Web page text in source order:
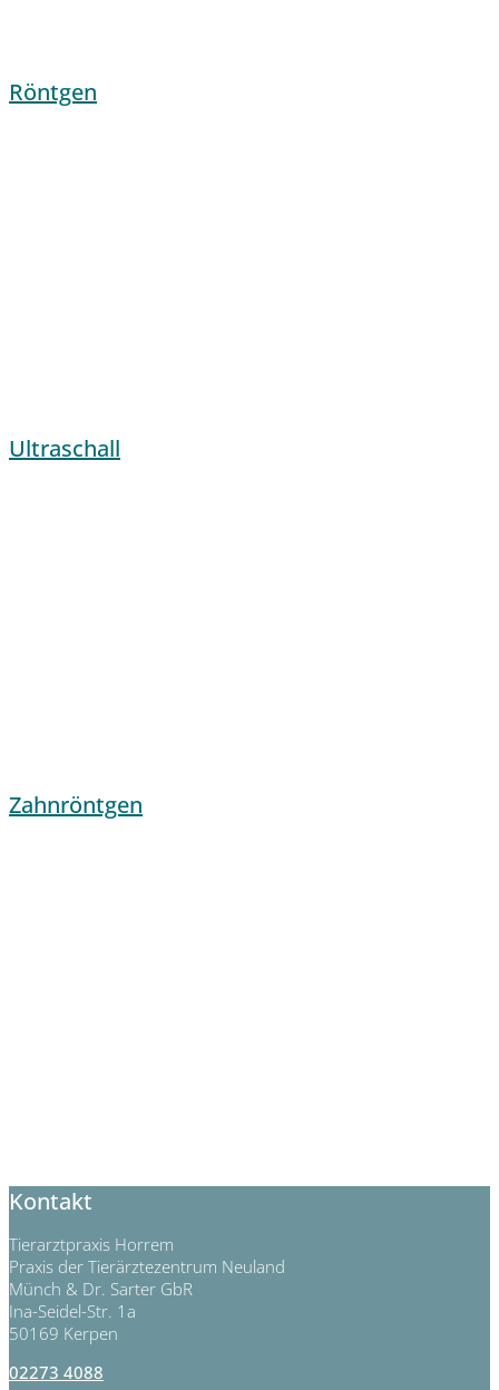
Röntgen
Ultraschall
Zahnröntgen
Kontakt
Tierarztpraxis Horrem
Praxis der Tierärztezentrum Neuland
Münch & Dr. Sarter GbR
Ina-Seidel-Str. 1a
50169 Kerpen
02273 4088